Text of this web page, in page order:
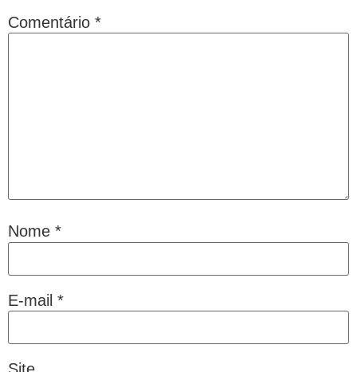
Comentário *
Nome *
E-mail *